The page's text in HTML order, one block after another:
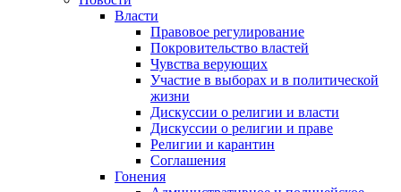
Власти
Правовое регулирование
Покровительство властей
Чувства верующих
Участие в выборах и в политической
жизни
Дискуссии о религии и власти
Дискуссии о религии и праве
Религии и карантин
Соглашения
Гонения